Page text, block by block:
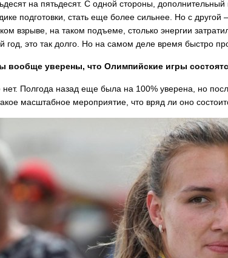
на пятьдесят. С одной стороны,
подготовки, стать еще более сильнее. Но с
взрыве, на таком подъеме, столько энергии
год, это так долго. Но на самом деле время быстро
вообще уверены, что Олимпийские игры
Полгода назад еще была на 100% уверена, но
масштабное мероприятие, что вряд ли оно